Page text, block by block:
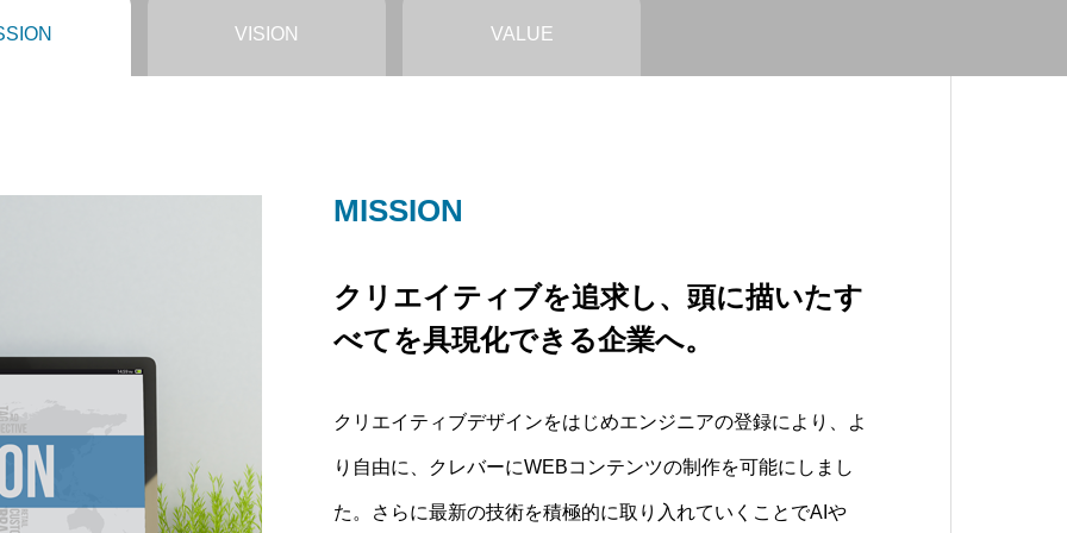
VISION VALUE
MISSION
クリエイティブを追求し、頭に描いたす
べてを具現化できる企業へ。
クリエイティブデザインをはじめエンジニアの登録により、よ
り自由に、クレバーにWEBコンテンツの制作を可能にしまし
た。さらに最新の技術を積極的に取り入れていくことでAIや
VISION
”少し先の未来を手元に”をテーマに、
Meliusは取り組んでいます。
もう少し先だと思っていた未来の技術やできなかったことを自
分たちで作り出すことを我々はVISIONとしています。
VALUE
WEBコンテンツを低価格に。さらにク
オリティをあげて。
他社にできない価格で。さらにコンテンツ内容を上げていける
よう企業として努力をし続けます。